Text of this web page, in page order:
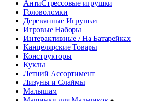
АнтиСтрессовые игрушки
Головоломки
Деревянные Игрушки
Игровые Наборы
Интерактивные / На Батарейках
Канцелярские Товары
Конструкторы
Куклы
Летний Ассортимент
Лизуны и Слаймы
Малышам